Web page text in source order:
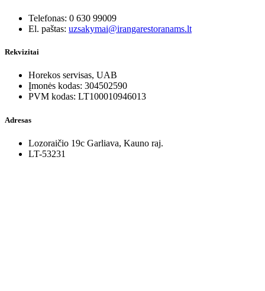
Telefonas: 0 630 99009
El. paštas: uzsakymai@irangarestoranams.lt
Rekvizitai
Horekos servisas, UAB
Įmonės kodas: 304502590
PVM kodas: LT100010946013
Adresas
Lozoraičio 19c Garliava, Kauno raj.
LT-53231